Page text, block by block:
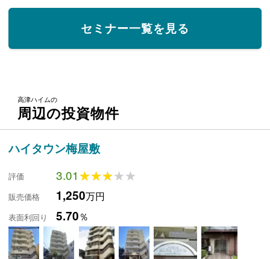
セミナー一覧を見る
高津ハイムの
周辺の投資物件
ハイタウン梅屋敷
評価 3.01★★★★★
★★★★★
販売価格 1,250万円
表面利回り 5.70％